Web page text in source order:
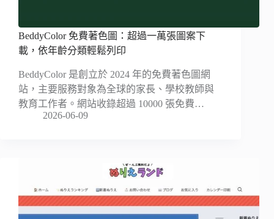
BeddyColor 免費著色圖：超過一萬張圖案下
載，依年齡分類輕鬆列印
BeddyColor 是創立於 2024 年的免費著色圖網
站，主要服務對象為全球的家長、學校教師與
教育工作者。網站收錄超過 10000 張免費…
2026-06-09